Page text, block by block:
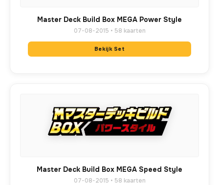
Master Deck Build Box MEGA Power Style
07-08-2015 • 58 kaarten
Bekijk Set
Master Deck Build Box MEGA Speed Style
07-08-2015 • 58 kaarten